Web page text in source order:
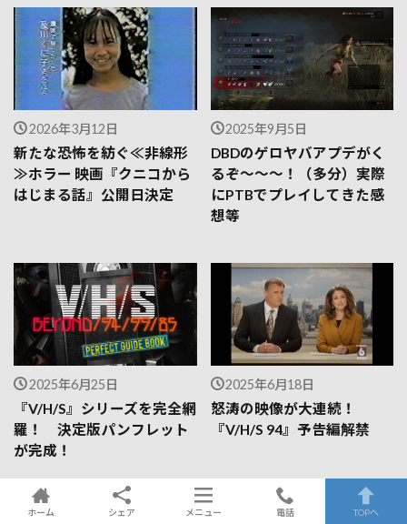
2026年3月12日
新たな恐怖を紡ぐ≪非線形
≫ホラー 映画『クニコから
はじまる話』公開日決定
2025年9月5日
DBDのゲロヤバアプデがく
るぞ～～～！（多分）実際
にPTBでプレイしてきた感
想等
2025年6月25日
『V/H/S』シリーズを完全網
羅！ 決定版パンフレット
が完成！
2025年6月18日
怒涛の映像が大連続！
『V/H/S 94』予告編解禁
ホーム シェア メニュー 電話 TOPへ